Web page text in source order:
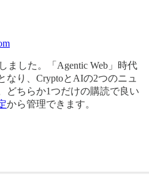
しました。「Agentic Web」時代
なり、CryptoとAIの2つのニュ
どちらか1つだけの購読で良い
から管理できます。